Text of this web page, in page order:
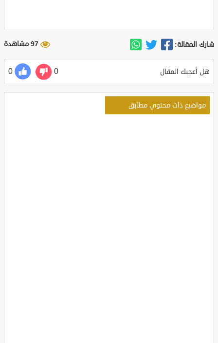
شارك المقالة: 97 مشاهدة
هل أعجبك المقال 0
0
مواضيع ذات محتوي مطابق